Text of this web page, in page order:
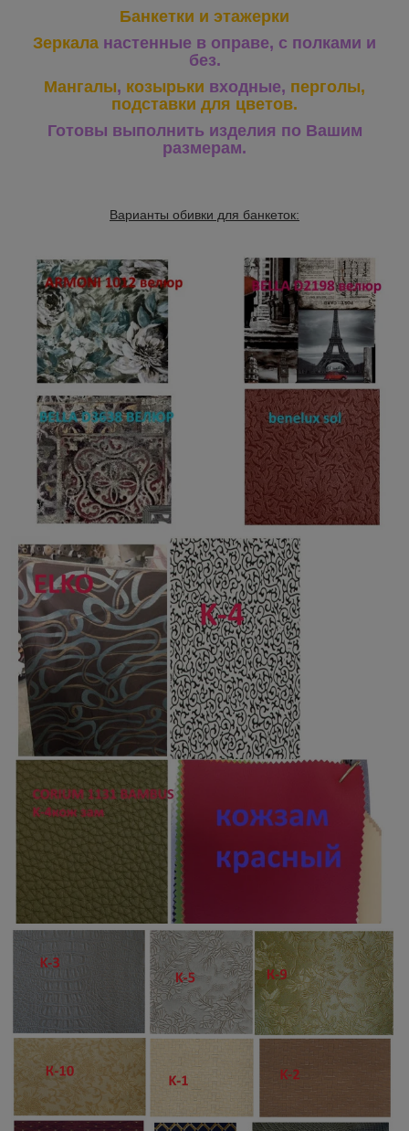
Банкетки и этажерки
Зеркала настенные в оправе, с полками и
без.
Мангалы, козырьки входные, перголы,
подставки для цветов.
Готовы выполнить изделия по Вашим
размерам.
Варианты обивки для банкеток: